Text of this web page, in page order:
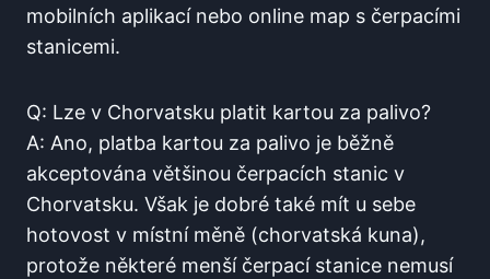
mobilních aplikací nebo online map s čerpacími
stanicemi. ‍
Q: Lze v Chorvatsku ‌platit kartou za palivo?
A: Ano, platba kartou za palivo‌ je běžně
akceptována většinou čerpacích stanic v
Chorvatsku. Však je dobré také‍ mít⁣ u sebe
hotovost ‍v‌ místní měně (chorvatská kuna),
protože některé menší čerpací stanice nemusí ​